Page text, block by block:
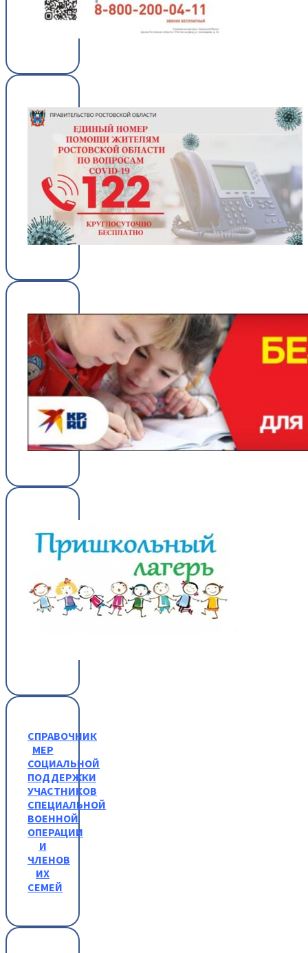
СПРАВОЧНИК
МЕР
СОЦИАЛЬНОЙ
ПОДДЕРЖКИ
УЧАСТНИКОВ
СПЕЦИАЛЬНОЙ
ВОЕННОЙ
ОПЕРАЦИИ
И
ЧЛЕНОВ
ИХ
СЕМЕЙ